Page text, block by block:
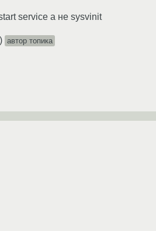
service а не sysvinit
) автор топика